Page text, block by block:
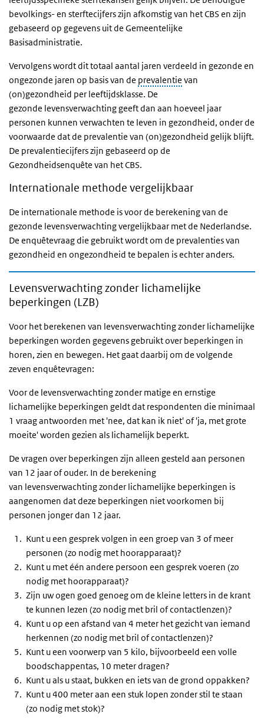
bevolkings- en sterftecijfers zijn afkomstig van het CBS en zijn
gebaseerd op gegevens uit de Gemeentelijke
Basisadministratie.
Vervolgens wordt dit totaal aantal jaren verdeeld in gezonde en
ongezonde jaren op basis van de prevalentie van
(on)gezondheid per leeftijdsklasse. De
gezonde levensverwachting geeft dan aan hoeveel jaar
personen kunnen verwachten te leven in gezondheid, onder de
voorwaarde dat de prevalentie van (on)gezondheid gelijk blijft.
De prevalentiecijfers zijn gebaseerd op de
Gezondheidsenquête van het CBS.
Internationale methode vergelijkbaar
De internationale methode is voor de berekening van de
gezonde levensverwachting vergelijkbaar met de Nederlandse.
De enquêtevraag die gebruikt wordt om de prevalenties van
gezondheid en ongezondheid te bepalen is echter anders.
Levensverwachting zonder lichamelijke
beperkingen (LZB)
Voor het berekenen van levensverwachting zonder lichamelijke
beperkingen worden gegevens gebruikt over beperkingen in
horen, zien en bewegen. Het gaat daarbij om de volgende
zeven enquêtevragen:
Voor de levensverwachting zonder matige en ernstige
lichamelijke beperkingen geldt dat respondenten die minimaal
1 vraag antwoorden met 'nee, dat kan ik niet' of 'ja, met grote
moeite' worden gezien als lichamelijk beperkt.
De vragen over beperkingen zijn alleen gesteld aan personen
van 12 jaar of ouder. In de berekening
van levensverwachting zonder lichamelijke beperkingen is
aangenomen dat deze beperkingen niet voorkomen bij
personen jonger dan 12 jaar.
Kunt u een gesprek volgen in een groep van 3 of meer
personen (zo nodig met hoorapparaat)?
Kunt u met één andere persoon een gesprek voeren (zo
nodig met hoorapparaat)?
Zijn uw ogen goed genoeg om de kleine letters in de krant
te kunnen lezen (zo nodig met bril of contactlenzen)?
Kunt u op een afstand van 4 meter het gezicht van iemand
herkennen (zo nodig met bril of contactlenzen)?
Kunt u een voorwerp van 5 kilo, bijvoorbeeld een volle
boodschappentas, 10 meter dragen?
Kunt u als u staat, bukken en iets van de grond oppakken?
Kunt u 400 meter aan een stuk lopen zonder stil te staan
(zo nodig met stok)?